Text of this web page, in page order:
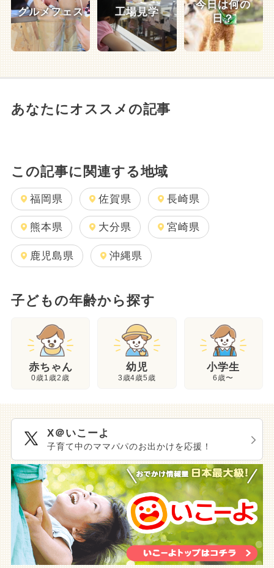
グルメフェス 工場見学
今日は何の
日？
あなたにオススメの記事
この記事に関連する地域
福岡県 佐賀県 長崎県
熊本県 大分県 宮崎県
鹿児島県 沖縄県
子どもの年齢から探す
赤ちゃん
0歳1歳2歳
幼児
3歳4歳5歳
小学生
6歳〜
X＠いこーよ
子育て中のママパパのお出かけを応援！